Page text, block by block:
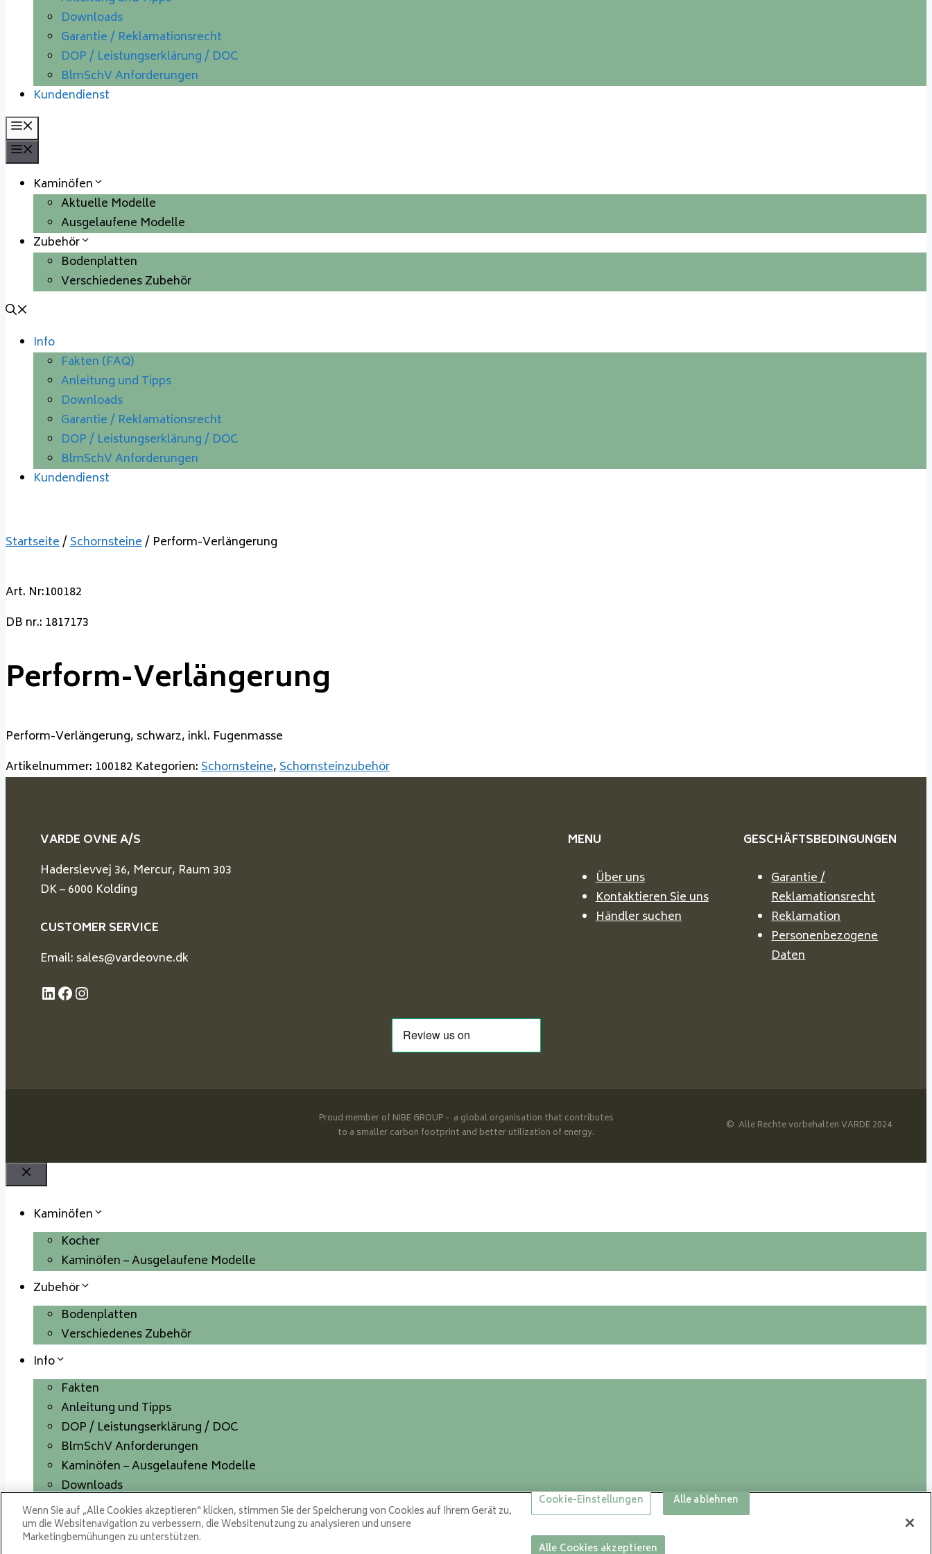
Downloads
Garantie / Reklamationsrecht
DOP / Leistungserklärung / DOC
BlmSchV Anforderungen
Kundendienst
Kaminöfen
Aktuelle Modelle
Ausgelaufene Modelle
Zubehör
Bodenplatten
Verschiedenes Zubehör
Info
Fakten (FAQ)
Anleitung und Tipps
Downloads
Garantie / Reklamationsrecht
DOP / Leistungserklärung / DOC
BlmSchV Anforderungen
Kundendienst
Startseite/Schornsteine/ Perform-Verlängerung
Art. Nr:100182
DB nr.: 1817173
Perform-Verlängerung
Perform-Verlängerung, schwarz, inkl. Fugenmasse
Artikelnummer: 100182 Kategorien:Schornsteine,Schornsteinzubehör
VARDE OVNE A/S
Haderslevvej 36, Mercur, Raum 303
DK – 6000 Kolding
CUSTOMER SERVICE
Email: sales@vardeovne.dk
LinkedIn
Facebook
Instagram
MENU
Über uns
Kontaktieren Sie uns
Händler suchen
GESCHÄFTSBEDINGUNGEN
Garantie /
Reklamationsrecht
Reklamation
Personenbezogene
Daten
Proud member of NIBE GROUP - a global organisation that contributes
to a smaller carbon footprint and better utilization of energy.
© Alle Rechte vorbehalten VARDE 2024
Kaminöfen
Kocher
Kaminöfen – Ausgelaufene Modelle
Zubehör
Bodenplatten
Verschiedenes Zubehör
Info
Fakten
Anleitung und Tipps
DOP / Leistungserklärung / DOC
BlmSchV Anforderungen
Kaminöfen – Ausgelaufene Modelle
Downloads
Garantie / Reklamationsrecht
Kundendienst
Wenn Sie auf „Alle Cookies akzeptieren“ klicken, stimmen Sie der Speicherung von Cookies auf Ihrem Gerät zu,
um die Websitenavigation zu verbessern, die Websitenutzung zu analysieren und unsere
Marketingbemühungen zu unterstützen.
Cookie-Einstellungen Alle ablehnen
Alle Cookies akzeptieren